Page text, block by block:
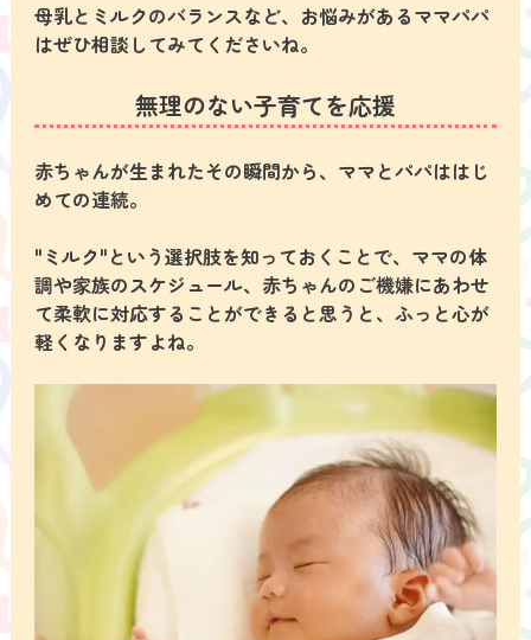
母乳とミルクのバランスなど、お悩みがあるママパパ
はぜひ相談してみてくださいね。
無理のない子育てを応援
赤ちゃんが生まれたその瞬間から、ママとパパははじ
めての連続。
"ミルク"という選択肢を知っておくことで、ママの体
調や家族のスケジュール、赤ちゃんのご機嫌にあわせ
て柔軟に対応することができると思うと、ふっと心が
軽くなりますよね。